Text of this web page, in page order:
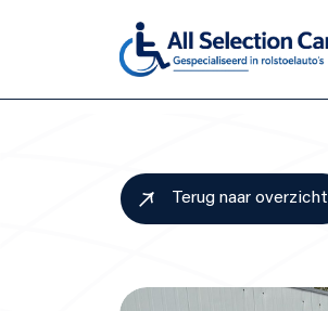
Aanbod
Diensten
Terug naar overzicht